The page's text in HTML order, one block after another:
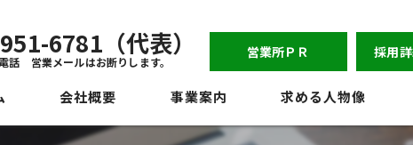
6781（代表）
話 営業メールはお断りします。
営業所ＰＲ 採用
会社概要 事業案内 求める人物像